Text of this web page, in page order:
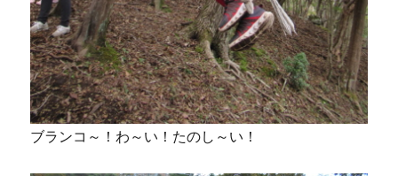
ブランコ～！わ～い！たのし～い！